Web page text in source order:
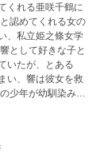
くれる亜咲千鶴に
認めてくれる女の
、私立姫之條女学
として好きな子と
いたが、とある
い、響は彼女を救
少年が幼馴染みに
縛に藻掻く男女恋
す。 ヒロインの
インを奪う表現